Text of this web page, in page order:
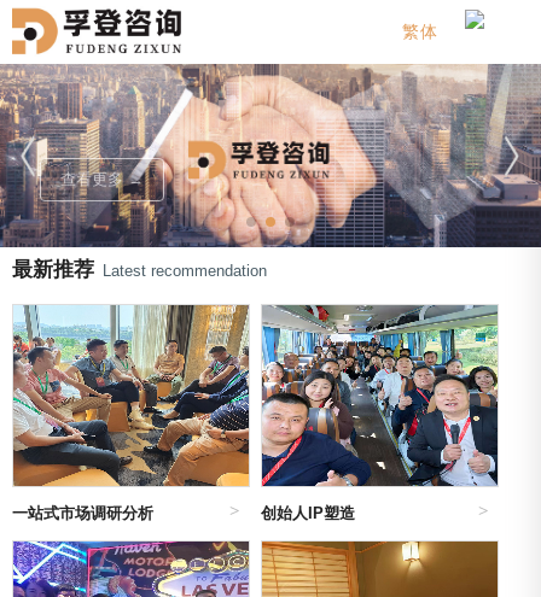
繁体
查看更多 →
最新推荐 Latest recommendation
一站式市场调研分析 创始人IP塑造